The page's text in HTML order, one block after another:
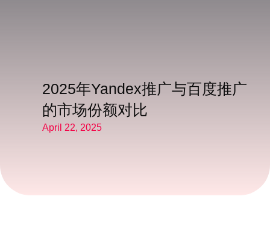
2025年Yandex推广与百度推广
的市场份额对比
April 22, 2025